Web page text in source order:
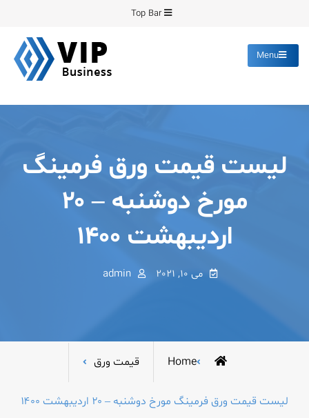
content
Top Bar
Menu
لیست قیمت ورق فرمینگ
مورخ دوشنبه – ۲۰
اردیبهشت ۱۴۰۰
می 10, 2021 admin
Home قیمت ورق
لیست قیمت ورق فرمینگ مورخ دوشنبه – ۲۰ اردیبهشت ۱۴۰۰